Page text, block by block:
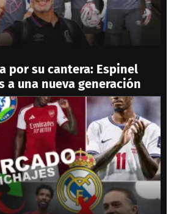
por su cantera: Espinel
a una nueva generación